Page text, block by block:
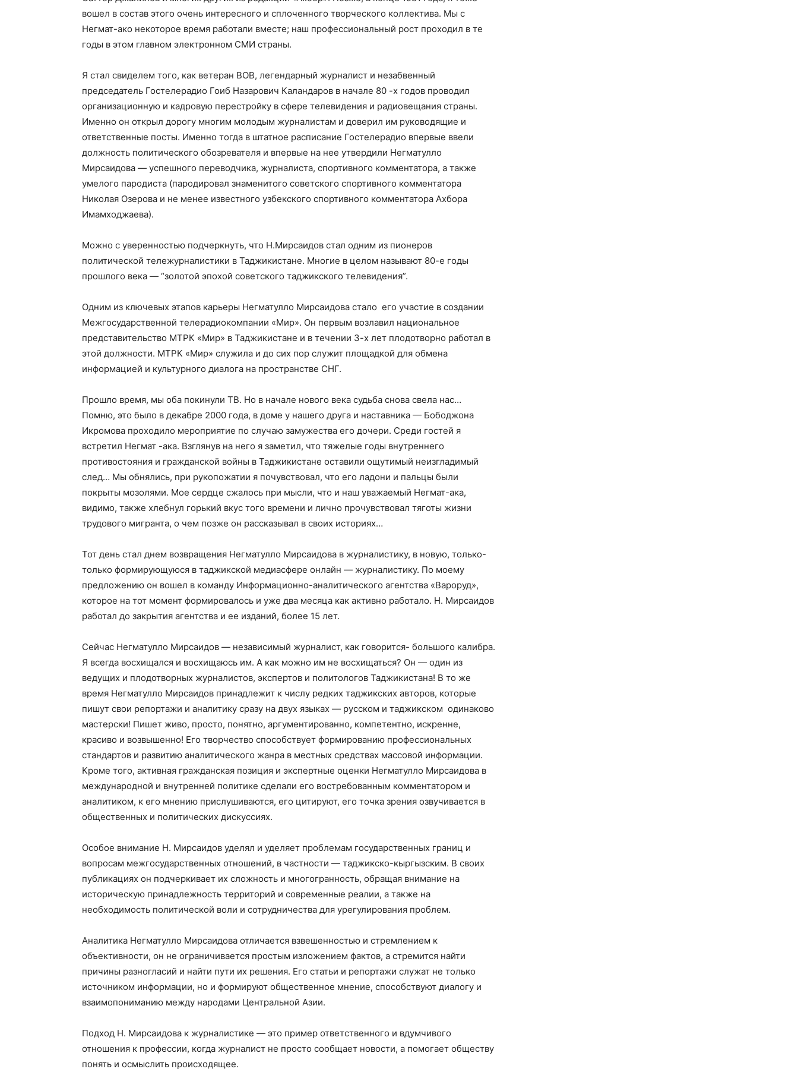
вошел в состав этого очень интересного и сплоченного творческого коллектива. Мы с
Негмат-ако некоторое время работали вместе; наш профессиональный рост проходил в те
годы в этом главном электронном СМИ страны.
Я стал свиделем того, как ветеран ВОВ, легендарный журналист и незабвенный
председатель Гостелерадио Гоиб Назарович Каландаров в начале 80 -х годов проводил
организационную и кадровую перестройку в сфере телевидения и радиовещания страны.
Именно он открыл дорогу многим молодым журналистам и доверил им руководящие и
ответственные посты. Именно тогда в штатное расписание Гостелерадио впервые ввели
должность политического обозревателя и впервые на нее утвердили Негматулло
Мирсаидова — успешного переводчика, журналиста, спортивного комментатора, а также
умелого пародиста (пародировал знаменитого советского спортивного комментатора
Николая Озерова и не менее известного узбекского спортивного комментатора Ахбора
Имамходжаева).
Можно с уверенностью подчеркнуть, что Н.Мирсаидов стал одним из пионеров
политической тележурналистики в Таджикистане. Многие в целом называют 80-е годы
прошлого века — “золотой эпохой советского таджикского телевидения”.
Одним из ключевых этапов карьеры Негматулло Мирсаидова стало его участие в создании
Межгосударственной телерадиокомпании «Мир». Он первым возлавил национальное
представительство МТРК «Мир» в Таджикистане и в течении 3-х лет плодотворно работал в
этой должности. МТРК «Мир» служила и до сих пор служит площадкой для обмена
информацией и культурного диалога на пространстве СНГ.
Прошло время, мы оба покинули ТВ. Но в начале нового века судьба снова свела нас…
Помню, это было в декабре 2000 года, в доме у нашего друга и наставника — Бободжона
Икромова проходило мероприятие по случаю замужества его дочери. Среди гостей я
встретил Негмат -ака. Взглянув на него я заметил, что тяжелые годы внутреннего
противостояния и гражданской войны в Таджикистане оставили ощутимый неизгладимый
след… Мы обнялись, при рукопожатии я почувствовал, что его ладони и пальцы были
покрыты мозолями. Мое сердце сжалось при мысли, что и наш уважаемый Негмат-ака,
видимо, также хлебнул горький вкус того времени и лично прочувствовал тяготы жизни
трудового мигранта, о чем позже он рассказывал в своих историях…
Тот день стал днем возвращения Негматулло Мирсаидова в журналистику, в новую, только-
только формирующуюся в таджикской медиасфере онлайн — журналистику. По моему
предложению он вошел в команду Информационно-аналитического агентства «Вароруд»,
которое на тот момент формировалось и уже два месяца как активно работало. Н. Мирсаидов
работал до закрытия агентства и ее изданий, более 15 лет.
Сейчас Негматулло Мирсаидов — независимый журналист, как говорится- большого калибра.
Я всегда восхищался и восхищаюсь им. А как можно им не восхищаться? Он — один из
ведущих и плодотворных журналистов, экспертов и политологов Таджикистана! В то же
время Негматулло Мирсаидов принадлежит к числу редких таджикских авторов, которые
пишут свои репортажи и аналитику сразу на двух языках — русском и таджикском одинаково
мастерски! Пишет живо, просто, понятно, аргументированно, компетентно, искренне,
красиво и возвышенно! Его творчество способствует формированию профессиональных
стандартов и развитию аналитического жанра в местных средствах массовой информации.
Кроме того, активная гражданская позиция и экспертные оценки Негматулло Мирсаидова в
международной и внутренней политике сделали его востребованным комментатором и
аналитиком, к его мнению прислушиваются, его цитируют, его точка зрения озвучивается в
общественных и политических дискуссиях.
Особое внимание Н. Мирсаидов уделял и уделяет проблемам государственных границ и
вопросам межгосударственных отношений, в частности — таджикско-кыргызским. В своих
публикациях он подчеркивает их сложность и многогранность, обращая внимание на
историческую принадлежность территорий и современные реалии, а также на
необходимость политической воли и сотрудничества для урегулирования проблем.
Аналитика Негматулло Мирсаидова отличается взвешенностью и стремлением к
объективности, он не ограничивается простым изложением фактов, а стремится найти
причины разногласий и найти пути их решения. Его статьи и репортажи служат не только
источником информации, но и формируют общественное мнение, способствуют диалогу и
взаимопониманию между народами Центральной Азии.
Подход Н. Мирсаидова к журналистике — это пример ответственного и вдумчивого
отношения к профессии, когда журналист не просто сообщает новости, а помогает обществу
понять и осмыслить происходящее.